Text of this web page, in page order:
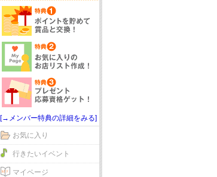
[→メンバー特典の詳細をみる]
お気に入り
行きたいイベント
マイページ